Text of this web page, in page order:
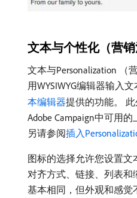
文本与个性化（营销
文本与Personalization （
用WYSIWYG编辑器输入
本编辑器提供的功能。
Adobe Campaign中可用
另请参阅插入
图标的选择允许您设置文
对齐方式、链接、列表和
基本相同，但外观和感觉